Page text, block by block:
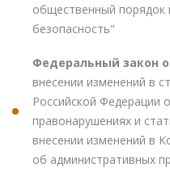
общественный
безопасность"
Федеральный закон
внесении изменений в
Российской Федерации
правонарушениях и
внесении изменений в
об административных